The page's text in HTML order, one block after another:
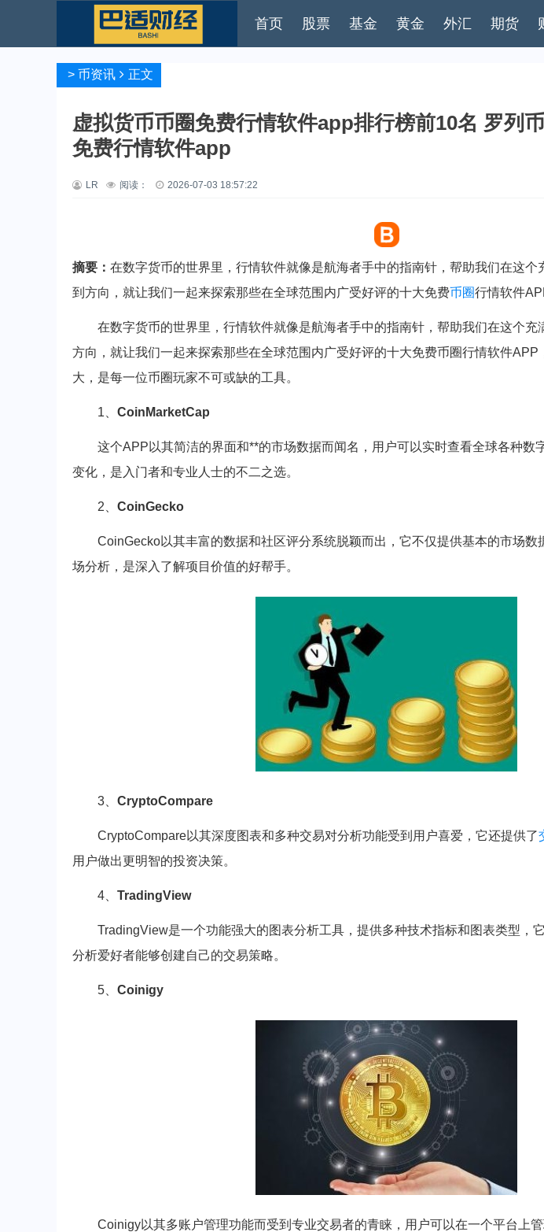
首页 股票 基金 黄金 外汇 期货
> 币资讯 正文
虚拟货币币圈免费行情软件app排行榜前10名 罗列
免费行情软件app
LR 阅读： 2026-07-03 18:57:22
摘要： 在数字货币的世界里，行情软件就像是航海者手中的指南针，帮助我们在这个
到方向，就让我们一起来探索那些在全球范围内广受好评的十大免费币圈行情软件
在数字货币的世界里，行情软件就像是航海者手中的指南针，帮助我们在这个充
方向，就让我们一起来探索那些在全球范围内广受好评的十大免费币圈行情软件APP
大，是每一位币圈玩家不可或缺的工具。
1、 CoinMarketCap
这个APP以其简洁的界面和**的市场数据而闻名，用户可以实时查看全球各种数
变化，是入门者和专业人士的不二之选。
2、 CoinGecko
CoinGecko以其丰富的数据和社区评分系统脱颖而出，它不仅提供基本的市场数
场分析，是深入了解项目价值的好帮手。
3、 CryptoCompare
CryptoCompare以其深度图表和多种交易对分析功能受到用户喜爱，它还提供了
用户做出更明智的投资决策。
4、 TradingView
TradingView是一个功能强大的图表分析工具，提供多种技术指标和图表类型，
分析爱好者能够创建自己的交易策略。
5、 Coinigy
Coinigy以其多账户管理功能而受到专业交易者的青睐，用户可以在一个平台上